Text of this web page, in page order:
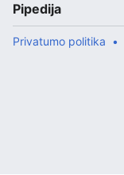
Pipedija
Privatumo politika